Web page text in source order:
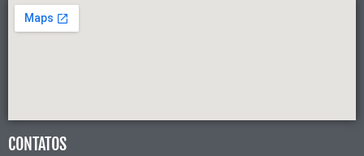
CONTATOS